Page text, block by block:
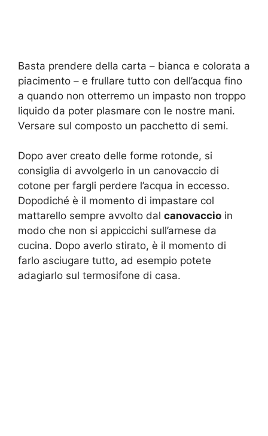
Basta prendere della carta – bianca e colorata a
piacimento – e frullare tutto con dell’acqua fino
a quando non otterremo un impasto non troppo
liquido da poter plasmare con le nostre mani.
Versare sul composto un pacchetto di semi.
Dopo aver creato delle forme rotonde, si
consiglia di avvolgerlo in un canovaccio di
cotone per fargli perdere l’acqua in eccesso.
Dopodiché è il momento di impastare col
mattarello sempre avvolto dal canovaccio in
modo che non si appiccichi sull’arnese da
cucina. Dopo averlo stirato, è il momento di
farlo asciugare tutto, ad esempio potete
adagiarlo sul termosifone di casa.